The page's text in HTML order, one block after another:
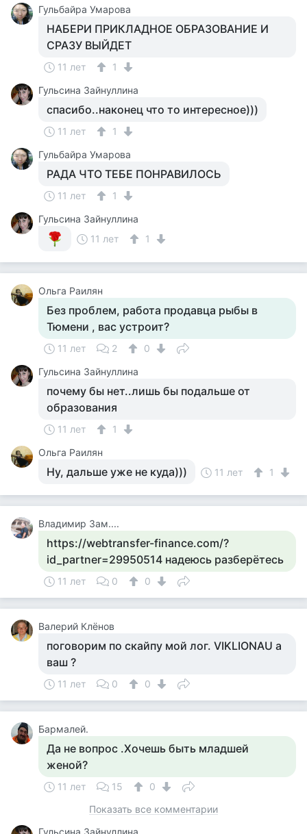
Гульбайра Умарова
НАБЕРИ ПРИКЛАДНОЕ ОБРАЗОВАНИЕ И
СРАЗУ ВЫЙДЕТ
11 лет
1
Гульсина Зайнуллина
спасибо..наконец что то интересное)))
11 лет
1
Гульбайра Умарова
РАДА ЧТО ТЕБЕ ПОНРАВИЛОСЬ
11 лет
1
Гульсина Зайнуллина
11 лет
1
Ольга Раилян
Без проблем, работа продавца рыбы в
Тюмени , вас устроит?
11 лет 2
0
Гульсина Зайнуллина
почему бы нет..лишь бы подальше от
образования
11 лет
1
Ольга Раилян
Ну, дальше уже не куда))) 11 лет 1
Владимир Зам....
https://webtransfer-finance.com/?
id_partner=29950514 надеюсь разберётесь
11 лет 0 0
Валерий Клёнов
поговорим по скайпу мой лог. VIKLIONAU а
ваш ?
11 лет 0 0
Бармалей.
Да не вопрос .Хочешь быть младшей
женой?
11 лет 15
0
Показать все комментарии
Гульсина Зайнуллина